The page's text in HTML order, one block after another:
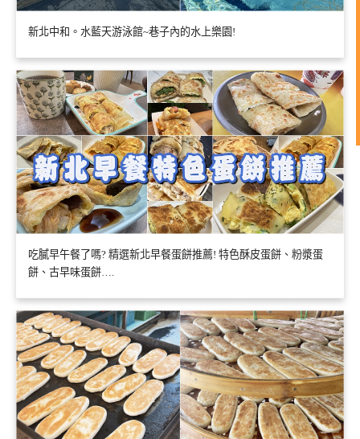
新北中和。水藍天游泳館~巷子內的水上樂園!
吃膩早午餐了嗎? 精選新北早餐蛋餅推薦! 特色酥皮蛋餅、粉漿蛋
餅、古早味蛋餅….